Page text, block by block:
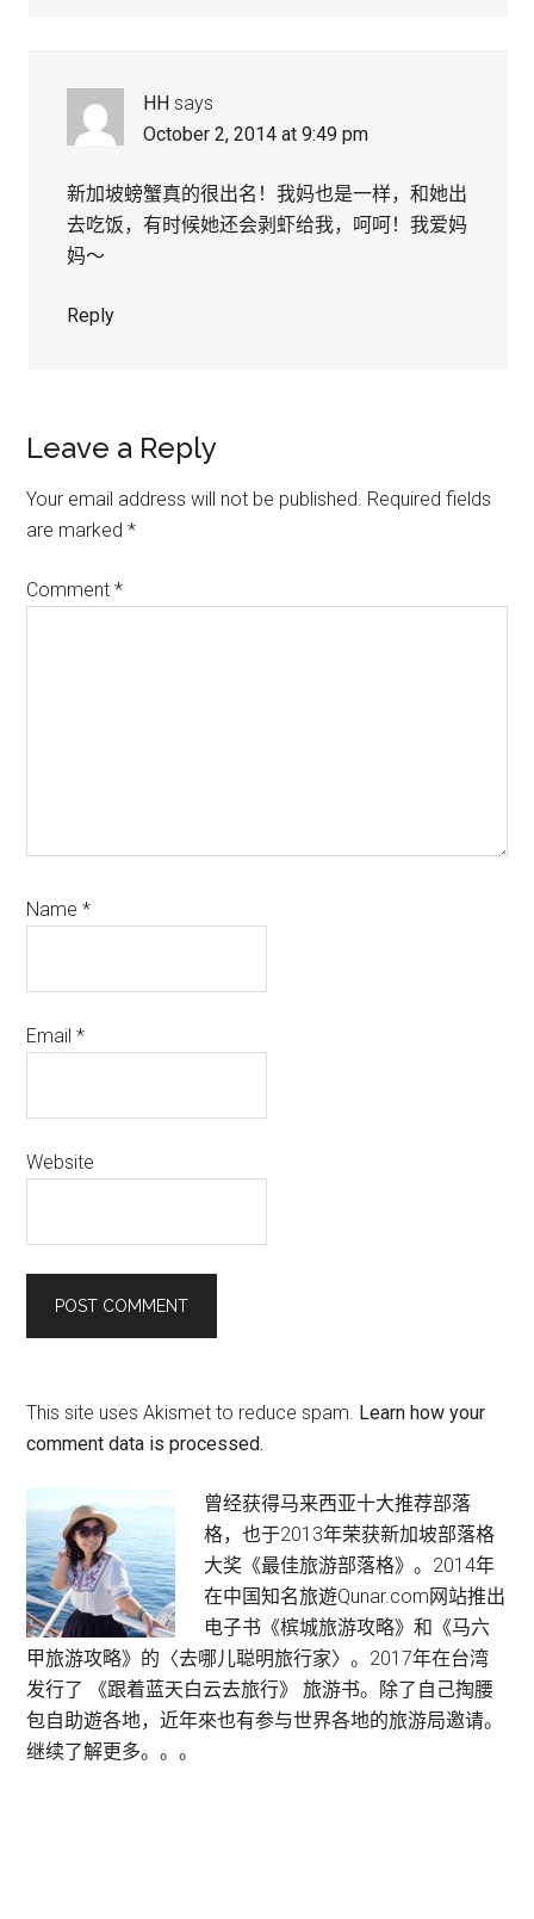
HH says
October 2, 2014 at 9:49 pm
新加坡螃蟹真的很出名！我妈也是一样，和她出
去吃饭，有时候她还会剥虾给我，呵呵！我爱妈
妈～
Reply
Leave a Reply
Your email address will not be published. Required fields
are marked*
Comment*
Name*
Email*
Website
This site uses Akismet to reduce spam. Learn how your
comment data is processed.
Primary
Sidebar
曾经获得马来西亚十大推荐部落
格，也于2013年荣获新加坡部落格
大奖《最佳旅游部落格》。2014年
在中国知名旅遊Qunar.com网站推出
电子书《槟城旅游攻略》和《马六
甲旅游攻略》的〈去哪儿聪明旅行家〉。2017年在台湾
发行了 《跟着蓝天白云去旅行》 旅游书。除了自己掏腰
包自助遊各地，近年來也有参与世界各地的旅游局邀请。
继续了解更多。。。